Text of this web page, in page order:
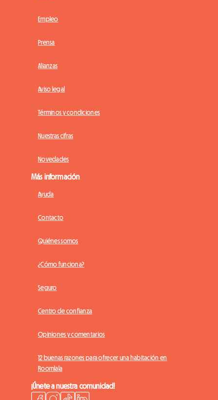
Empleo
Prensa
Alianzas
Aviso legal
Términos y condiciones
Nuestras cifras
Novedades
Más información
Ayuda
Contacto
Quiénes somos
¿Cómo funciona?
Seguro
Centro de confianza
Opiniones y comentarios
12 buenas razones para ofrecer una habitación en
Roomlala
¡Únete a nuestra comunidad!